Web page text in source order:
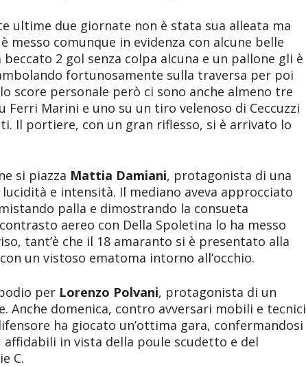
ultime due giornate non è stata sua alleata ma
messo comunque in evidenza con alcune belle
2 gol senza colpa alcuna e un pallone gli è
fortunosamente sulla traversa per poi
score personale però ci sono anche almeno tre
Ferri Marini e uno su un tiro velenoso di Ceccuzzi
Il portiere, con un gran riflesso, si è arrivato lo
si piazza Mattia Damiani, protagonista di una
e intensità. Il mediano aveva approcciato
palla e dimostrando la consueta
aereo con Della Spoletina lo ha messo
tant’è che il 18 amaranto si è presentato alla
un vistoso ematoma intorno all’occhio.
per Lorenzo Polvani, protagonista di un
Anche domenica, contro avversari mobili e tecnici
ha giocato un’ottima gara, confermandosi
in vista della poule scudetto e del
C.